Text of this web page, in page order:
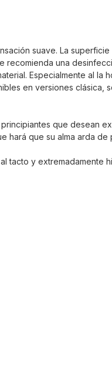
suave. La
recomienda una
Especialmente al la
en versiones clásica,
que desean
hará que su alma arda de
tacto y extremadamente